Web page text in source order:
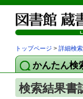
トップページ > 詳細検索
かんたん検
検索結果書